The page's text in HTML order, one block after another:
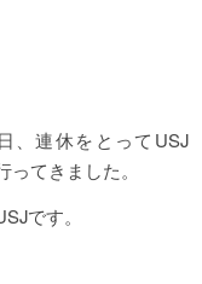
、連休をとってUSJ
ってきました。
です。